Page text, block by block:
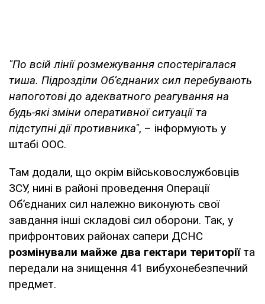
"По всій лінії розмежування спостерігалася
тиша. Підрозділи Об’єднаних сил перебувають
напоготові до адекватного реагування на
будь-які зміни оперативної ситуації та
підступні дії противника", – інформують у
штабі ООС.
Там додали, що окрім військовослужбовців
ЗСУ, нині в районі проведення Операції
Об’єднаних сил належно виконують свої
завдання інші складові сил оборони. Так, у
прифронтових районах сапери ДСНС
розмінували майже два гектари територіїта
передали на знищення 41 вибухонебезпечний
предмет.